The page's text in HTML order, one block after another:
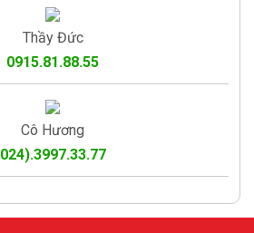
Thầy Đức
0915.81.88.55
Cô Hương
024).3997.33.77